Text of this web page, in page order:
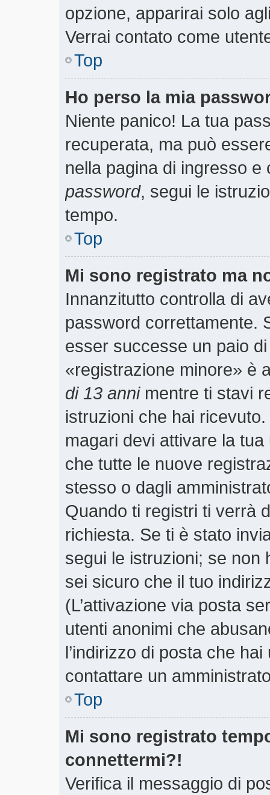
opzione, apparirai solo
Verrai contato come
Top
Ho perso la mia
Niente panico! La tua
recuperata, ma può
nella pagina di ingresso
password, segui le
tempo.
Top
Mi sono registrato ma
Innanzitutto controlla di
password correttamente.
esser successe un paio
«registrazione minore» è
di 13 annimentre ti stavi
istruzioni che hai
magari devi attivare la
che tutte le nuove
stesso o dagli
Quando ti registri ti verrà
richiesta. Se ti è stato
segui le istruzioni; se non
sei sicuro che il tuo
(L’attivazione via posta
utenti anonimi che
l’indirizzo di posta che
contattare un
Top
Mi sono registrato
connettermi?!
Verifica il messaggio di